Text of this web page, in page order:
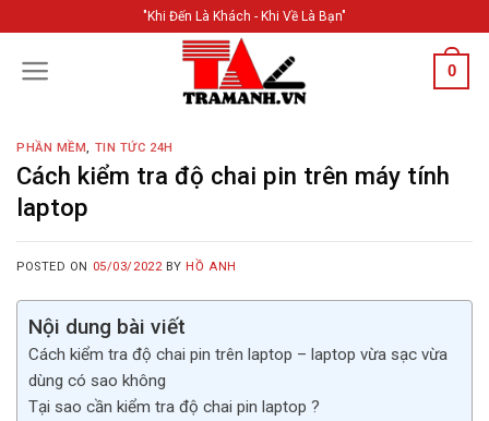
content
"Khi Đến Là Khách - Khi Về Là Bạn"
0
PHẦN MỀM, TIN TỨC 24H
Cách kiểm tra độ chai pin trên máy tính
laptop
POSTED ON 05/03/2022 BY HỒ ANH
Nội dung bài viết
Cách kiểm tra độ chai pin trên laptop – laptop vừa sạc vừa
dùng có sao không
Tại sao cần kiểm tra độ chai pin laptop ?